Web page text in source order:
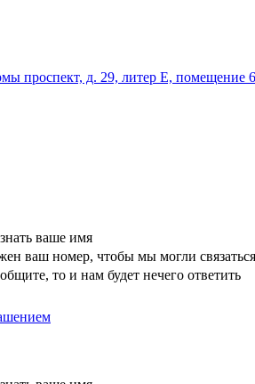
проспект, д. 29, литер Е, помещение
ваше имя
ваш номер, чтобы мы могли
то и нам будет нечего ответить